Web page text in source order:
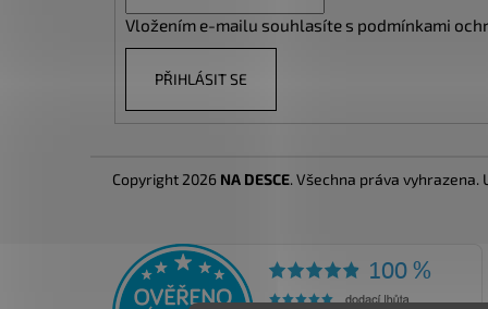
Vložením e-mailu souhlasíte s podmínkami
PŘIHLÁSIT SE
Copyright 2026 NA DESCE. Všechna práva vyhrazena.